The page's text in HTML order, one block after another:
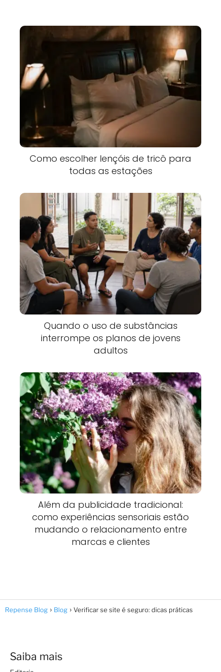
Como escolher lençóis de tricô para
todas as estações
Quando o uso de substâncias
interrompe os planos de jovens
adultos
Além da publicidade tradicional:
como experiências sensoriais estão
mudando o relacionamento entre
marcas e clientes
Repense Blog Blog Verificar se site é seguro: dicas práticas
Saiba mais